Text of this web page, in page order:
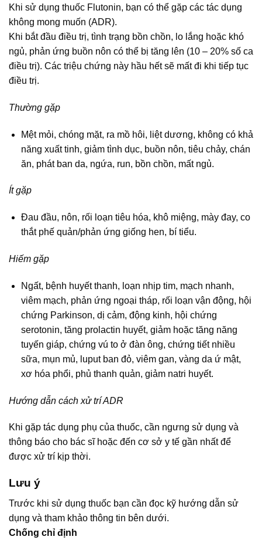
Khi sử dụng thuốc Flutonin, bạn có thể gặp các tác dụng
không mong muốn (ADR).
Khi bắt đầu điều trị, tình trạng bồn chồn, lo lắng hoặc khó
ngủ, phản ứng buồn nôn có thể bị tăng lên (10 – 20% số ca
điều trị). Các triệu chứng này hầu hết sẽ mất đi khi tiếp tục
điều trị.
Thường gặp
Mệt mỏi, chóng mặt, ra mồ hôi, liệt dương, không có khả
năng xuất tinh, giảm tình dục, buồn nôn, tiêu chảy, chán
ăn, phát ban da, ngứa, run, bồn chồn, mất ngủ.
Ít gặp
Đau đầu, nôn, rối loạn tiêu hóa, khô miệng, mày đay, co
thắt phế quản/phản ứng giống hen, bí tiểu.
Hiếm gặp
Ngất, bệnh huyết thanh, loạn nhịp tim, mạch nhanh,
viêm mạch, phản ứng ngoại tháp, rối loạn vận động, hội
chứng Parkinson, dị cảm, động kinh, hội chứng
serotonin, tăng prolactin huyết, giảm hoặc tăng năng
tuyến giáp, chứng vú to ở đàn ông, chứng tiết nhiều
sữa, mụn mủ, luput ban đỏ, viêm gan, vàng da ứ mật,
xơ hóa phổi, phủ thanh quản, giảm natri huyết.
Hướng dẫn cách xử trí ADR
Khi gặp tác dụng phụ của thuốc, cần ngưng sử dụng và
thông báo cho bác sĩ hoặc đến cơ sở y tế gần nhất để
được xử trí kịp thời.
Lưu ý
Trước khi sử dụng thuốc bạn cần đọc kỹ hướng dẫn sử
dụng và tham khảo thông tin bên dưới.
Chống chỉ định